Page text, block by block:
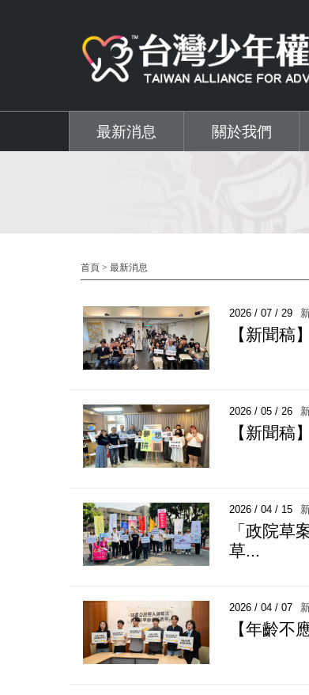
最新消息 關於我們
首頁 > 最新消息
2026 / 07 / 29
【新聞稿
2026 / 05 / 26
【新聞稿
2026 / 04 / 15
「政院草
草...
2026 / 04 / 07
【年齡不